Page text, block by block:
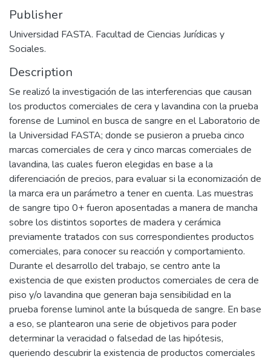
Publisher
Universidad FASTA. Facultad de Ciencias Jurídicas y
Sociales.
Description
Se realizó la investigación de las interferencias que causan
los productos comerciales de cera y lavandina con la prueba
forense de Luminol en busca de sangre en el Laboratorio de
la Universidad FASTA; donde se pusieron a prueba cinco
marcas comerciales de cera y cinco marcas comerciales de
lavandina, las cuales fueron elegidas en base a la
diferenciación de precios, para evaluar si la economización de
la marca era un parámetro a tener en cuenta. Las muestras
de sangre tipo 0+ fueron aposentadas a manera de mancha
sobre los distintos soportes de madera y cerámica
previamente tratados con sus correspondientes productos
comerciales, para conocer su reacción y comportamiento.
Durante el desarrollo del trabajo, se centro ante la
existencia de que existen productos comerciales de cera de
piso y/o lavandina que generan baja sensibilidad en la
prueba forense luminol ante la búsqueda de sangre. En base
a eso, se plantearon una serie de objetivos para poder
determinar la veracidad o falsedad de las hipótesis,
queriendo descubrir la existencia de productos comerciales